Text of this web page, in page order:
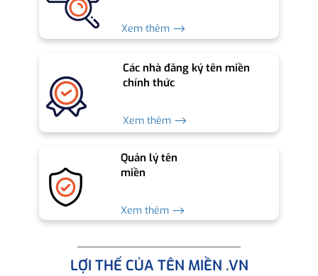
Xem thêm ⟶
Các nhà đăng ký tên miền
chính thức
Xem thêm ⟶
Quản lý tên
miền
Xem thêm ⟶
LỢI THẾ CỦA TÊN MIỀN .VN